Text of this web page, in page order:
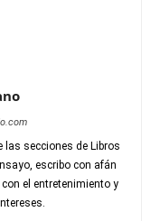
las secciones de Libros
escribo con afán
el entretenimiento y